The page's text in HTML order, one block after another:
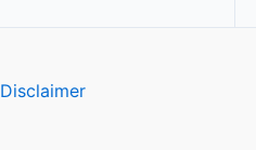
Disclaimer